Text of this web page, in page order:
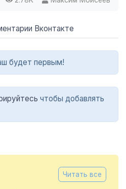
Вконтакте
будет первым!
чтобы добавлять
Читать все